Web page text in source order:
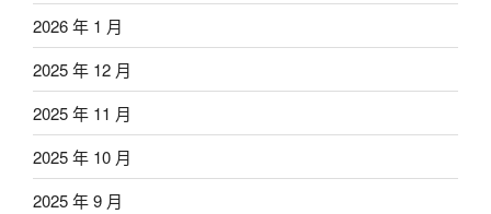
2026 年 1 月
2025 年 12 月
2025 年 11 月
2025 年 10 月
2025 年 9 月